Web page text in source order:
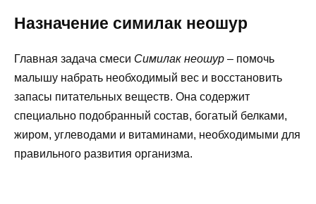
Назначение симилак неошур
Главная задача смеси Симилак неошур – помочь
малышу набрать необходимый вес и восстановить
запасы питательных веществ. Она содержит
специально подобранный состав, богатый белками,
жиром, углеводами и витаминами, необходимыми для
правильного развития организма.